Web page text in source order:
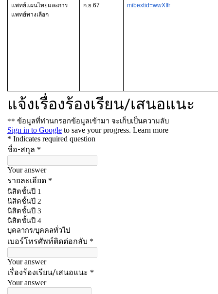
แพทย์แผนไทยและการ
แพทย์ทางเลือก
ก.ย.67
mibextid=wwXIfr